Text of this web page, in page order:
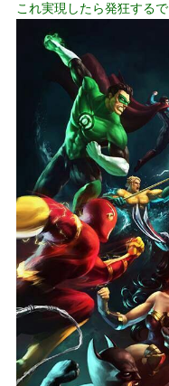
これ実現したら発狂するで